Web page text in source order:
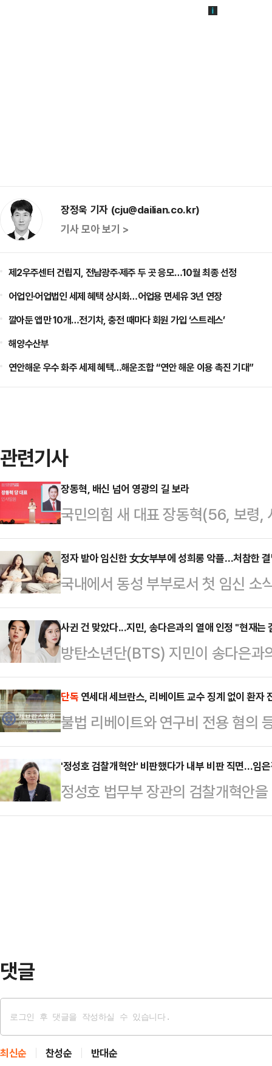
장정욱 기자 (cju@dailian.co.kr)
기사 모아 보기 >
제2우주센터 건립지, 전남광주·제주 두 곳 응모…10월 최종 선정
어업인·어업법인 세제 혜택 상시화…어업용 면세유 3년 연장
깔아둔 앱만 10개…전기차, 충전 때마다 회원 가입 ‘스트레스’
해양수산부
연안해운 우수 화주 세제 혜택…해운조합 “연안 해운 이용 촉진 기대”
관련기사
장동혁, 배신 넘어 영광의 길 보라
국민의힘 새 대표 장동혁(56, 보령,
에 붙어 있는 사람이다.한동훈이 국
일약 사무총장으로 발탁됐다. 그 후
아는 바다.탄핵에 찬성하는지 반대
고위원직을 사퇴, 한동훈 지도부를
계로부터 물병 세례를 받고 있던 무
언제 친한계였냐는 듯 그 누구보다
혁혁(赫赫, 장동…
정자 받아 임신한 女女부부에 성희롱 악플…처참한
국내에서 동성 부부로서 첫 임신
향해 성희롱성 댓글을 단 누리꾼이
가 됐다.31일 법조계에 따르면 전
사는 성폭력범죄처벌법상 통신매
300만원을 선고했다. 또 성폭력
씨는 2023년 6월 전북 익산의 한
에 접속해 김씨 부부 관련 기사에 "
을 단 혐의로 재…
사귄 건 맞았다...지민, 송다은과의 열애 인정 "현재는
방탄소년단(BTS) 지민이 송다은과
상태라고 밝혔다.31일 소속사 빅히
어온 바 있으나, (사진이나 영상 속)
는 사이가 아니다"라고 공식 입장
장을 밝히지 않았다"면서 "아티스
생하고, 사실과 다른 루머가 난무함
대한 입장을 밝힌다"고 말했다.그
가주시기를 당부…
단독 연세대 세브란스, 리베이트 교수 징계 없이 환자
불법 리베이트와 연구비 전용 혐의
대 세브란스병원 종양내과 소속 교
가고 있는 것으로 확인됐다. 법원
없이 사실상 묵인하고 있어 논란이
은 A교수에게 벌금 250만원과 추
'정성호 검찰개혁안' 비판했다가 내부 비판 직면…임
정성호 법무부 장관의 검찰개혁안
은정 서울동부지검장이 내부 비판
댓글
최신순 찬성순 반대순